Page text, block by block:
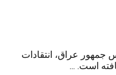
جمهور عراق، انتقادات
است. ...